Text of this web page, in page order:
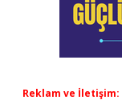
Reklam ve İletişim: